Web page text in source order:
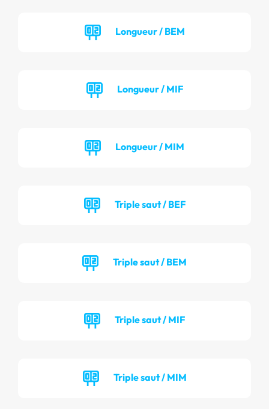
Longueur / BEM
Longueur / MIF
Longueur / MIM
Triple saut / BEF
Triple saut / BEM
Triple saut / MIF
Triple saut / MIM